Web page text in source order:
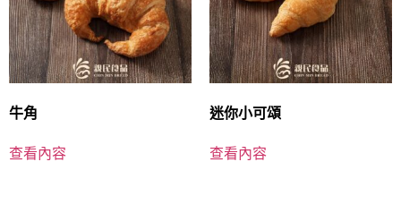
牛角
查看內容
迷你小可頌
查看內容